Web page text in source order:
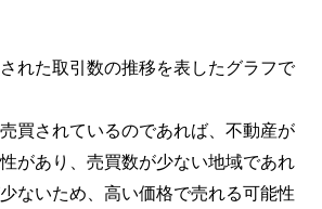
れた取引数の推移を表したグラフで
買されているのであれば、不動産が
があり、売買数が少ない地域であれ
ないため、高い価格で売れる可能性